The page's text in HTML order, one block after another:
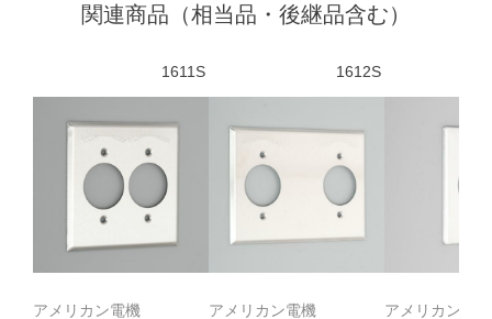
関連商品（相当品・後継品含む）
1611S
アメリカン電機
1612S
アメリカン電機 アメリカン電機